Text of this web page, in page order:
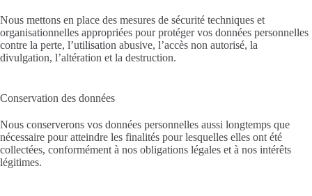
Nous mettons en place des mesures de sécurité techniques et
organisationnelles appropriées pour protéger vos données personnelles
contre la perte, l’utilisation abusive, l’accès non autorisé, la
divulgation, l’altération et la destruction.
Conservation des données
Nous conserverons vos données personnelles aussi longtemps que
nécessaire pour atteindre les finalités pour lesquelles elles ont été
collectées, conformément à nos obligations légales et à nos intérêts
légitimes.